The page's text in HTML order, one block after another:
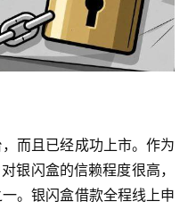
而且已经成功上市。作为
银闪盒的信赖程度很高，
。银闪盒借款全程线上申